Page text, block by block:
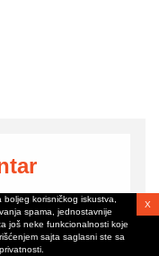
korisničkog iskustva,
spama, jednostavnije
još neke funkcionalnosti koje
sajta saglasni ste sa
X